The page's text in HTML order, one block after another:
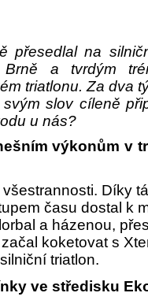
přesedlal na
a tvrdým
triatlonu. Za dva
slov cíleně
u nás?
výkonům v
Díky
času dostal k
a házenou,
koketovat s
triatlon.
ve středisku